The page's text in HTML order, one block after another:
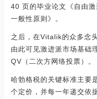
40 页的毕业论文《自由
一般性原则》。
之后，在Vitalik的众多念
由此可见激进派市场基础
QV（二次方网络投票）。
哈勃格税的关键标准主要
个定价，并每一年递交依